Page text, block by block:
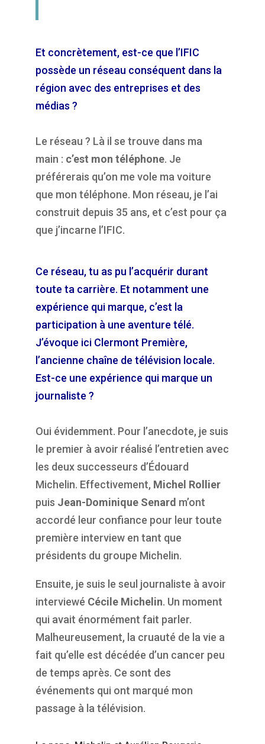
Et concrètement, est-ce que l’IFIC
possède un réseau conséquent dans la
région avec des entreprises et des
médias ?
Le réseau ? Là il se trouve dans ma
main : c’est mon téléphone. Je
préférerais qu’on me vole ma voiture
que mon téléphone. Mon réseau, je l’ai
construit depuis 35 ans, et c’est pour ça
que j’incarne l’IFIC.
Ce réseau, tu as pu l’acquérir durant
toute ta carrière. Et notamment une
expérience qui marque, c’est la
participation à une aventure télé.
J’évoque ici Clermont Première,
l’ancienne chaîne de télévision locale.
Est-ce une expérience qui marque un
journaliste ?
Oui évidemment. Pour l’anecdote, je suis
le premier à avoir réalisé l’entretien avec
les deux successeurs d’Édouard
Michelin. Effectivement, Michel Rollier
puis Jean-Dominique Senard m’ont
accordé leur confiance pour leur toute
première interview en tant que
présidents du groupe Michelin.
Ensuite, je suis le seul journaliste à avoir
interviewé Cécile Michelin. Un moment
qui avait énormément fait parler.
Malheureusement, la cruauté de la vie a
fait qu’elle est décédée d’un cancer peu
de temps après. Ce sont des
événements qui ont marqué mon
passage à la télévision.